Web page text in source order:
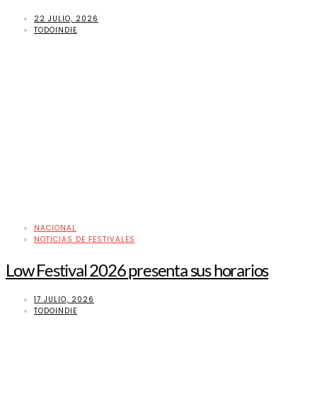
22 JULIO, 2026
TODOINDIE
NACIONAL
NOTICIAS DE FESTIVALES
Low Festival 2026 presenta sus horarios
17 JULIO, 2026
TODOINDIE